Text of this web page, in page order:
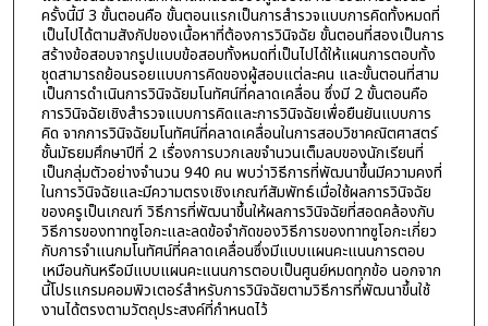
ครั้งนี้มี 3 ขั้นตอนคือ ขั้นตอนแรกเป็นการสำรวจแบบการคิดทั้งหมดที่
เป็นไปได้ตามสังกัปของเนื้อหาที่ต้องการวินิจฉัย ขั้นตอนที่สองเป็นการ
สร้างข้อสอบจากรูปแบบข้อสอบทั้งหมดที่เป็นไปได้ให้แผนการตอบทั้ง
ชุดสามารถย้อนรอยแบบการคิดของผู้สอบแต่ละคน และขั้นตอนที่สาม
เป็นการดำเนินการวินิจฉัยมโนทัศน์ที่คลาดเคลื่อน ซึ่งมี 2 ขั้นตอนคือ
การวินิจฉัยเชิงสำรวจแบบการคิดและการวินิจฉัยเพื่อยืนยันแบบการ
คิด จากการวินิจฉัยมโนทัศน์ที่คลาดเคลื่อนในการสอบวิชาคณิตศาสตร์
ชั้นมัธยมศึกษาปีที่ 2 เรื่องการบวกเลขจำนวนเต็มลบของนักเรียนที่
เป็นกลุ่มตัวอย่างจำนวน 940 คน พบว่าวิธีการที่พัฒนาขึ้นมีความคงที่
ในการวินิจฉัยและมีความตรงเชิงเกณฑ์สัมพัทธ์เมื่อใช้ผลการวินิจฉัย
ของครูเป็นเกณฑ์ วิธีการที่พัฒนาขึ้นให้ผลการวินิจฉัยที่สอดคล้องกับ
วิธีการของทาทซูโอกะและลดข้อจำกัดของวิธีการของทาทซูโอกะเกี่ยว
กับการจำแนกมโนทัศน์ที่คลาดเคลื่อนซึ่งมีแบบแผนคะแนนการตอบ
เหมือนกันหรือมีแบบแผนคะแนนการตอบเป็นศูนย์หมดทุกข้อ นอกจาก
นี้โปรแกรมคอมพิวเตอร์สำหรับการวินิจฉัยตามวิธีการที่พัฒนาขึ้นใช้
งานได้ตรงตามวัตถุประสงค์ที่กำหนดไว้